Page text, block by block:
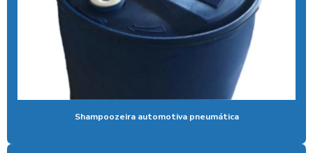
Aspirador para posto ficha
Aspirador para posto de gasolina
Aspirador para posto de lavagem
Aspirador profissional para carros
Shampoozeira automotiva pneumática